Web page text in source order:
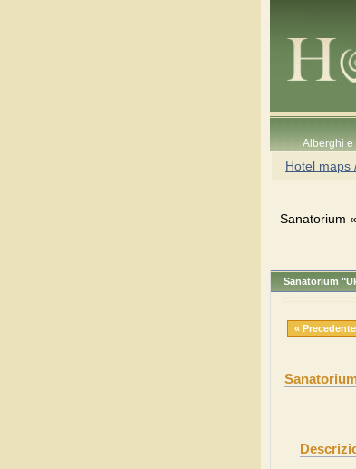
Alberghi e
Hotel maps
Sanatorium
Sanatorium
« Precedente